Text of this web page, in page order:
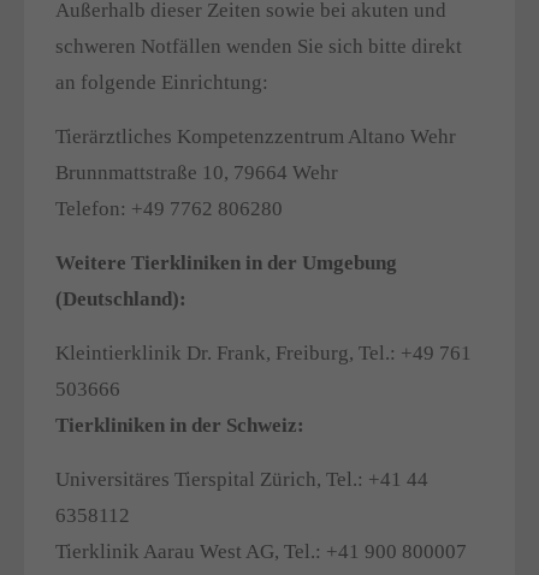
Außerhalb dieser Zeiten sowie bei akuten und
schweren Notfällen wenden Sie sich bitte direkt
an folgende Einrichtung:
Tierärztliches Kompetenzzentrum Altano Wehr
Brunnmattstraße 10, 79664 Wehr
Telefon: +49 7762 806280
Weitere Tierkliniken in der Umgebung
(Deutschland):
Kleintierklinik Dr. Frank, Freiburg, Tel.: +49 761
503666
Tierkliniken in der Schweiz:
Universitäres Tierspital Zürich, Tel.: +41 44
6358112
Tierklinik Aarau West AG, Tel.: +41 900 800007